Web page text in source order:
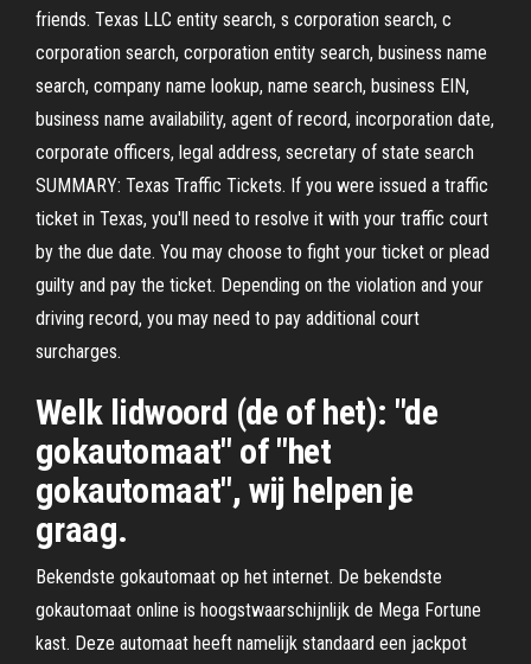
friends. Texas LLC entity search, s corporation search, c
corporation search, corporation entity search, business name
search, company name lookup, name search, business EIN,
business name availability, agent of record, incorporation date,
corporate officers, legal address, secretary of state search
SUMMARY: Texas Traffic Tickets. If you were issued a traffic
ticket in Texas, you'll need to resolve it with your traffic court
by the due date. You may choose to fight your ticket or plead
guilty and pay the ticket. Depending on the violation and your
driving record, you may need to pay additional court
surcharges.
Welk lidwoord (de of het): "de
gokautomaat" of "het
gokautomaat", wij helpen je
graag.
Bekendste gokautomaat op het internet. De bekendste
gokautomaat online is hoogstwaarschijnlijk de Mega Fortune
kast. Deze automaat heeft namelijk standaard een jackpot